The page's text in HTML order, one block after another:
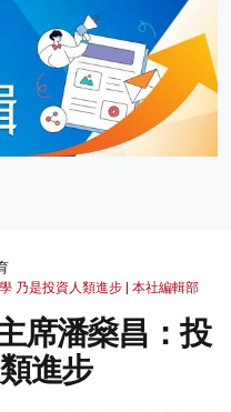
乃是投資人類進步 | 本社編輯部
席潘燊昌：投
進步